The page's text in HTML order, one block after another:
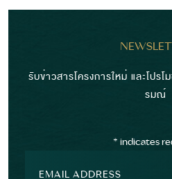
รับข่าวสารโครงการใหม่ และโปร
รมณ์
* indicates